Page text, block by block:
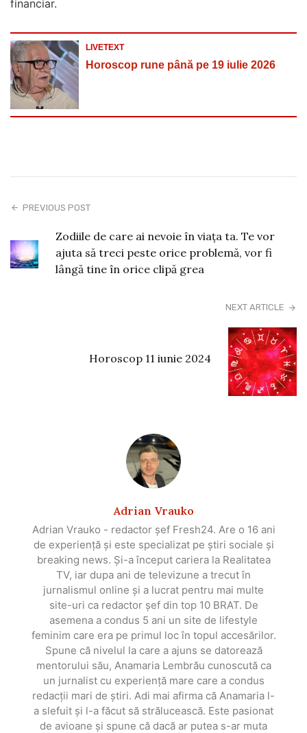
financiar.
LIVETEXT
Horoscop rune până pe 19 iulie 2026
PREVIOUS POST
Zodiile de care ai nevoie în viața ta. Te vor
ajuta să treci peste orice problemă, vor fi
lângă tine în orice clipă grea
NEXT ARTICLE
Horoscop 11 iunie 2024
Adrian Vrauko
Adrian Vrauko - redactor șef Fresh24. Are o 16 ani
de experiență și este specializat pe știri sociale și
breaking news. Și-a început cariera la Realitatea
TV, iar dupa ani de televizune a trecut în
jurnalismul online și a lucrat pentru mai multe
site-uri ca redactor șef din top 10 BRAT. De
asemena a condus 5 ani un site de lifestyle
feminim care era pe primul loc în topul accesărilor.
Spune că nivelul la care a ajuns se datorează
mentorului său, Anamaria Lembrău cunoscută ca
un jurnalist cu experiență mare care a condus
redacții mari de știri. Adi mai afirma că Anamaria l-
a slefuit și l-a făcut să strălucească. Este pasionat
de avioane și spune că dacă ar putea s-ar muta